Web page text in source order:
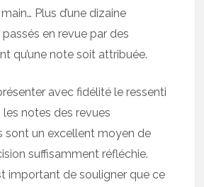
Plus d’une dizaine
en revue par des
qu’une note soit attribuée.
avec fidélité le ressenti
les notes des revues
sont un excellent moyen de
suffisamment réfléchie.
important de souligner que ce